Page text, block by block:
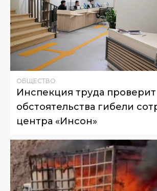
ОБЩЕСТВО
Инспекция труда проверит
обстоятельства гибели
центра «Инсон»